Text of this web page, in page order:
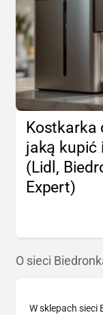
Kostkarka
jaką kupić
(Lidl,
Expert)
O sieci
W sklepach sieci